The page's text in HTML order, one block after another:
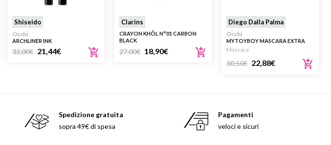
Shiseido
Occhi
ARCHLINER INK
32,00€ 21,44€
Clarins
CRAYON KHÔL N°01 CARBON
BLACK
27,00€ 18,90€
Diego Dalla Palma
Occhi
MYTOYBOY MASCARA EXTRA
VOLUME
Mascara
30,50€ 22,88€
Spedizione gratuita
sopra 49€ di spesa
Pagamenti
veloci e sicuri